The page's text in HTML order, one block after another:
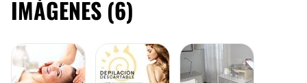
IMÁGENES (6)